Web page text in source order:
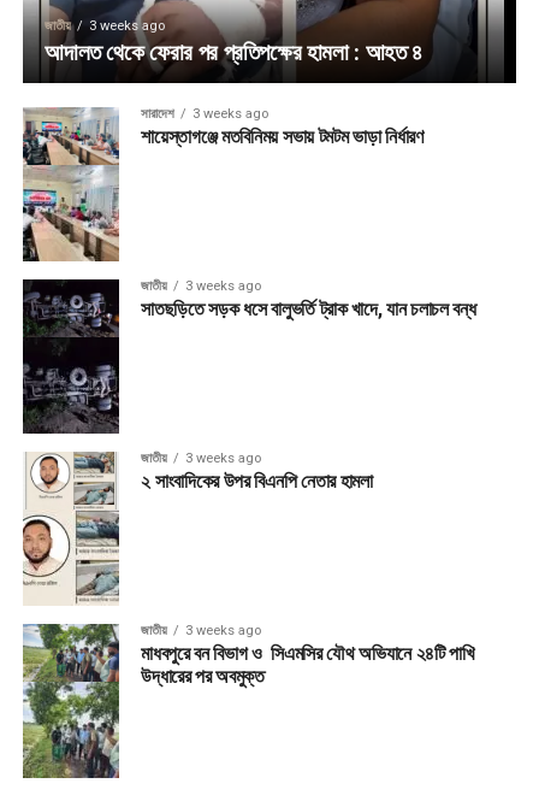
জাতীয় 3 weeks ago
আদালত থেকে ফেরার পর প্রতিপক্ষের হামলা : আহত ৪
সারাদেশ 3 weeks ago
শায়েস্তাগঞ্জে মতবিনিময় সভায় টমটম ভাড়া নির্ধারণ
জাতীয় 3 weeks ago
সাতছড়িতে সড়ক ধসে বালুভর্তি ট্রাক খাদে, যান চলাচল বন্ধ
জাতীয় 3 weeks ago
২ সাংবাদিকের উপর বিএনপি নেতার হামলা
জাতীয় 3 weeks ago
মাধবপুরে বন বিভাগ ও সিএমসির যৌথ অভিযানে ২৪টি পাখি
উদ্ধারের পর অবমুক্ত